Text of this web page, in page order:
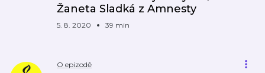
Žaneta Sladká z Amnesty
5. 8. 2020 39 min
O epizodě